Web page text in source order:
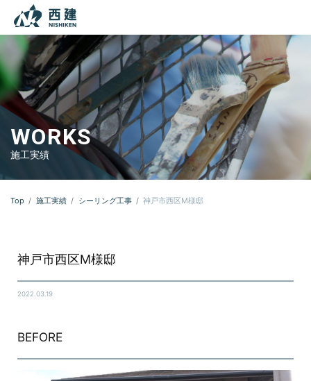
本文までスキップする
WORKS
施工実績
Top 施工実績 シーリング工事 神戸市西区M様邸
神戸市西区M様邸
2022.03.19
BEFORE